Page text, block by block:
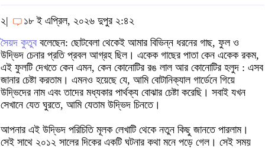
২|
১৮ ই এপ্রিল, ২০২৬ দুপুর ২:৪২
সৈয়দ কুতুব বলেছেন: ছোটবেলা থেকেই আমার বিভিন্ন ধরনের গাছ, ফুল ও
উদ্ভিদ চেনার প্রতি প্রবল আগ্রহ ছিল। একেক গাছের পাতা কেন একেক রকম,
এই ফুলটি দেখতে কেন এমন, কেন কোনোটির রঙ লাল আর কোনোটির হলুদ : এসব
জানার চেষ্টা করতাম। এমনও হয়েছে যে, আমি বোটানিক্যাল গার্ডেনে গিয়ে
উদ্ভিদের নাম এবং তাদের মধ্যকার পার্থক্য বোঝার চেষ্টা করেছি। সবাই যখন
সেখানে যেত ঘুরতে, আমি যেতাম উদ্ভিদ চিনতে।
আপনার এই উদ্ভিদ পরিচিতি মূলক লেখাটি থেকে নতুন কিছু জানতে পারলাম।
সেই সাথে ২০১২ সালের দিকের একটি ঘটনার কথা মনে পড়ে গেল। সেই সময়